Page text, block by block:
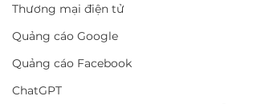
Thương mại điện tử
Quảng cáo Google
Quảng cáo Facebook
ChatGPT